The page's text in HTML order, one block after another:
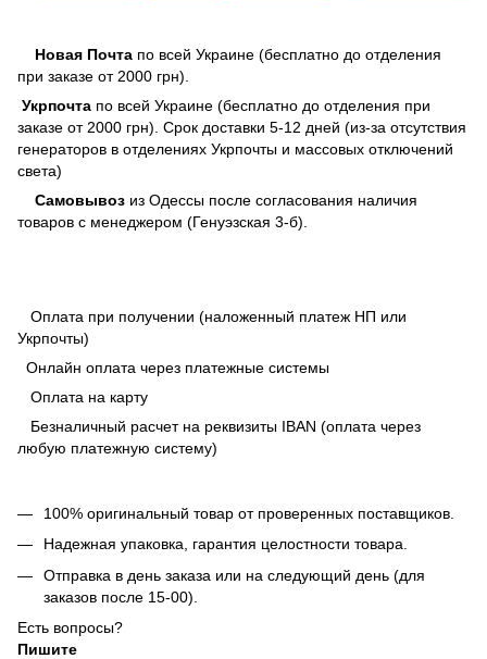
Новая Почта по всей Украине (бесплатно до отделения
при заказе от 2000 грн).
Укрпочта по всей Украине (бесплатно до отделения при
заказе от 2000 грн). Срок доставки 5-12 дней (из-за отсутствия
генераторов в отделениях Укрпочты и массовых отключений
света)
Самовывоз из Одессы после согласования наличия
товаров с менеджером (Генуэзская 3-б).
Оплата при получении (наложенный платеж НП или
Укрпочты)
Онлайн оплата через платежные системы
Оплата на карту
Безналичный расчет на реквизиты IBAN (оплата через
любую платежную систему)
100% оригинальный товар от проверенных поставщиков.
Надежная упаковка, гарантия целостности товара.
Отправка в день заказа или на следующий день (для
заказов после 15-00).
Есть вопросы?
Пишите